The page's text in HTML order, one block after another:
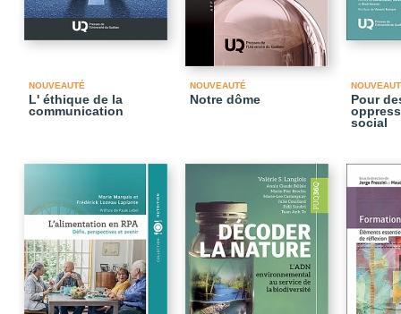
NOUVEAUTÉ
L' éthique de la
communication
NOUVEAUTÉ
Notre dôme
Pour
social